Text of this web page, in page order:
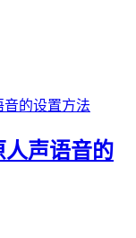
人声语音的